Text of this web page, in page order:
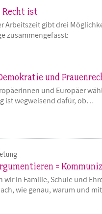
Recht ist
Arbeitszeit gibt drei
zusammengefasst:
und
und Europäer
ist wegweisend dafür, ob…
=
in Familie, Schule und
wie genau, warum und